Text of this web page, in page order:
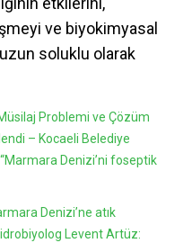
ve biyokimyasal
soluklu olarak
Problemi ve Çözüm
– Kocaeli Belediye
Denizi’ni foseptik
Denizi’ne atık
Levent Artüz: